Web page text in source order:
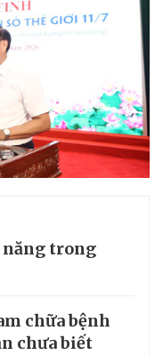
năng trong
chữa bệnh
chưa biết